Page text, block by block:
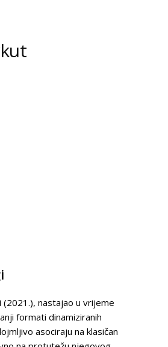
(2021.), nastajao u vrijeme
formati dinamiziranih
asociraju na klasičan